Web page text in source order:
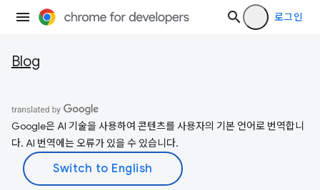
로그인
Blog
Google은 AI 기술을 사용하여 콘텐츠를 사용자의 기본 언어로 번역합니
다. AI 번역에는 오류가 있을 수 있습니다.